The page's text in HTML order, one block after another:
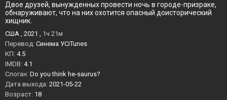
Двое друзей, вынужденных провести ночь в городе-призраке,
обнаруживают, что на них охотится опасный доисторический
хищник.
США , 2021 , 1ч 21м
Перевод: Синема УСiTunes
KП: 4.5
IMDB: 4.1
Слоган: Do you think he-saurus?
Дата выхода: 2021-05-22
Возраст: 18